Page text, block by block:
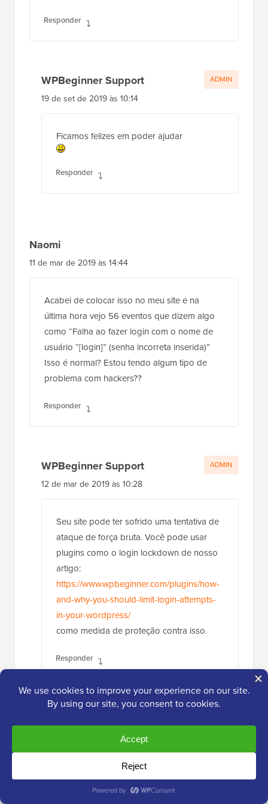
Responder
WPBeginner Support
19 de set de 2019 às 10:14
Ficamos felizes em poder ajudar
Responder
ADMIN
Naomi
11 de mar de 2019 às 14:44
Acabei de colocar isso no meu site e na
última hora vejo 56 eventos que dizem algo
como “Falha ao fazer login com o nome de
usuário “[login]” (senha incorreta inserida)”
Isso é normal? Estou tendo algum tipo de
problema com hackers??
Responder
WPBeginner Support
12 de mar de 2019 às 10:28
Seu site pode ter sofrido uma tentativa de
ataque de força bruta. Você pode usar
plugins como o login lockdown de nosso
artigo:
https://www.wpbeginner.com/plugins/how-
and-why-you-should-limit-login-attempts-
in-your-wordpress/
como medida de proteção contra isso.
Responder
ADMIN
12 de mar de 2019 às 10:45
Obrigado! Na verdade, acabei de
encontrar esse site há alguns minutos.